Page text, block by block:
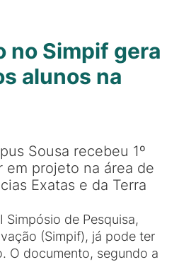
no Simpif gera
alunos na
Sousa recebeu 1º
em projeto na área de
Exatas e da Terra
de Pesquisa,
(Simpif), já pode ter
O documento, segundo a